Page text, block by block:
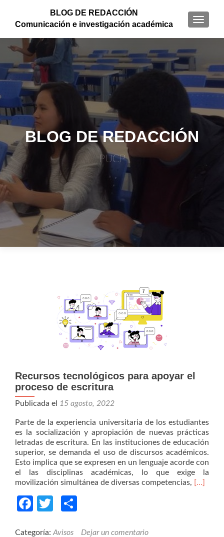
BLOG DE REDACCIÓN
Comunicación e investigación académica
BLOG DE REDACCIÓN
PUCP
Recursos tecnológicos para apoyar el
proceso de escritura
Publicada el 15 agosto, 2022
Parte de la experiencia universitaria de los estudiantes
es la socialización y apropiación de nuevas prácticas
letradas de escritura. En las instituciones de educación
superior, se demanda el uso de discursos académicos.
Esto implica que se expresen en un lenguaje acorde con
el las disciplinas académicas, lo que exige la
movilización simultánea de diversas competencias, Read
[…]
Facebook
Twitter
Categoría: Avisos Dejar un comentario
Navegación de entradas